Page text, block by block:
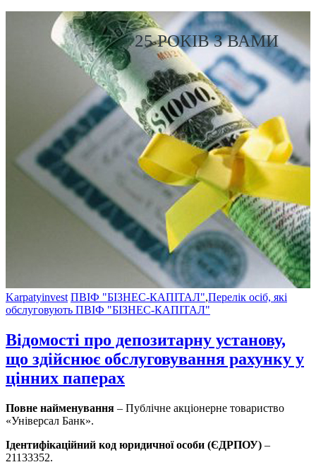
25 РОКІВ З ВАМИ
Karpatyinvest ПВІФ "БІЗНЕС-КАПІТАЛ",Перелік осіб, які
обслуговують ПВІФ "БІЗНЕС-КАПІТАЛ"
Відомості про депозитарну установу,
що здійснює обслуговування рахунку у
цінних паперах
Повне найменування – Публічне акціонерне товариство
«Універсал Банк».
Ідентифікаційний код юридичної особи (ЄДРПОУ) –
21133352.